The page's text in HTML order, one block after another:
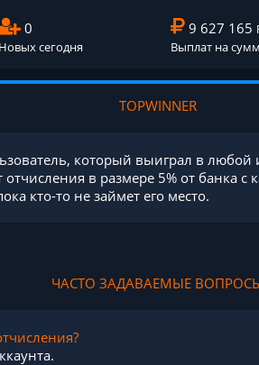
0
Новых сегодня
9 627 165
Выплат на
TOPWINNER
который выиграл в любой
отчисления в размере 5% от банка с
кто-то не займет его место.
ЧАСТО ЗАДАВАЕМЫЕ